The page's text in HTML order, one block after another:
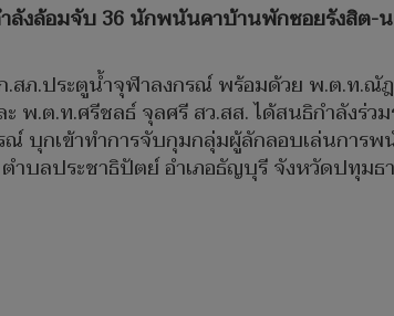
ลังล้อมจับ 36 นักพนันคาบ้านพักซอยรังสิต-
.สภ.ประตูน้ำจุฬาลงกรณ์ พร้อมด้วย พ.ต.ท.ณั
พ.ต.ท.ศรีชลธ์ จุลศรี สว.สส. ได้สนธิกำลังร่ว
บุกเข้าทำการจับกุมกลุ่มผู้ลักลอบเล่นการ
บลประชาธิปัตย์ อำเภอธัญบุรี จังหวัดปทุม